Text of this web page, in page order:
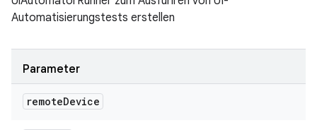
Automatisierungstests erstellen
Parameter
remoteDevice